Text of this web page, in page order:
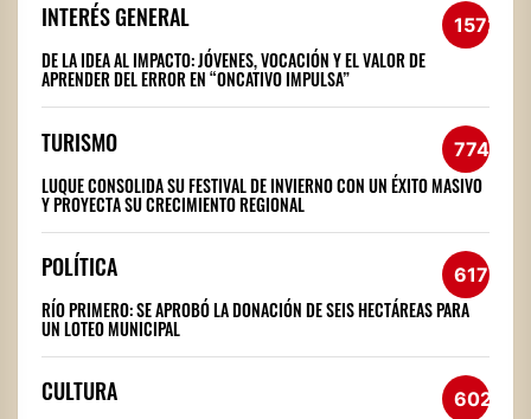
INTERÉS GENERAL 1572
DE LA IDEA AL IMPACTO: JÓVENES, VOCACIÓN Y EL VALOR DE
APRENDER DEL ERROR EN “ONCATIVO IMPULSA”
TURISMO 774
LUQUE CONSOLIDA SU FESTIVAL DE INVIERNO CON UN ÉXITO MASIVO
Y PROYECTA SU CRECIMIENTO REGIONAL
POLÍTICA 617
RÍO PRIMERO: SE APROBÓ LA DONACIÓN DE SEIS HECTÁREAS PARA
UN LOTEO MUNICIPAL
CULTURA 602